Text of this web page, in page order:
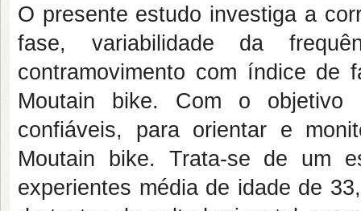
O presente estudo investiga a
fase, variabilidade da
contramovimento com índice de
Moutain bike. Com o objetivo
confiáveis, para orientar e
Moutain bike. Trata-se de um
experientes média de idade de